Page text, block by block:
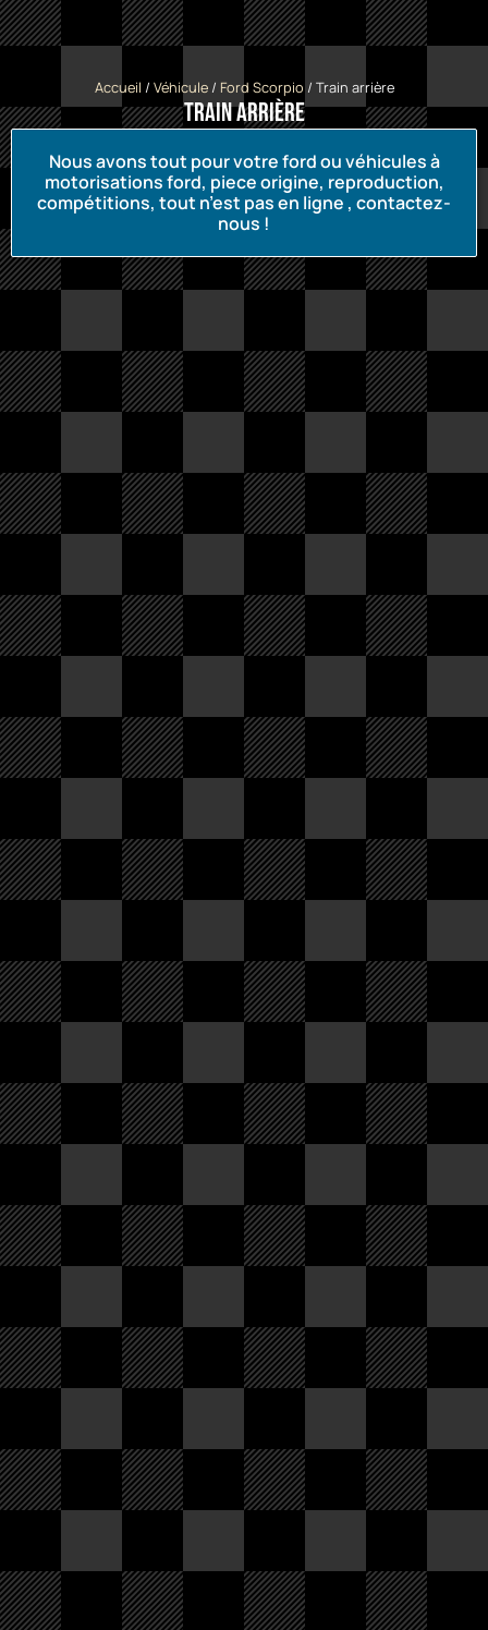
Accueil / Véhicule/ Ford Scorpio / Train arrière
Train arrière
Nous avons tout pour votre ford ou véhicules à
motorisations ford, piece origine, reproduction,
compétitions, tout n’est pas en ligne , contactez-
nous !